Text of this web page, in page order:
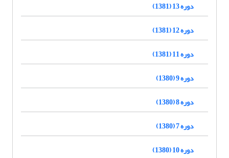
دوره 13 (1381)
دوره 12 (1381)
دوره 11 (1381)
دوره 9 (1380)
دوره 8 (1380)
دوره 7 (1380)
دوره 10 (1380)